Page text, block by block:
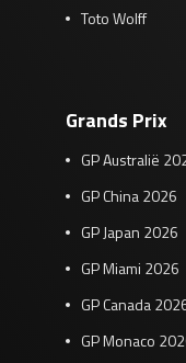
Toto Wolff
Grands Prix
GP Australië
GP China 2026
GP Japan 2026
GP Miami 2026
GP Canada
GP Monaco